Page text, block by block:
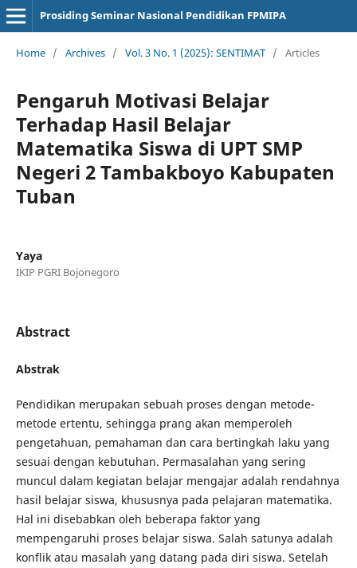
Prosiding Seminar Nasional Pendidikan FPMIPA
Home / Archives / Vol. 3 No. 1 (2025): SENTIMAT / Articles
Pengaruh Motivasi Belajar
Terhadap Hasil Belajar
Matematika Siswa di UPT SMP
Negeri 2 Tambakboyo Kabupaten
Tuban
Yaya
IKIP PGRI Bojonegoro
Abstract
Abstrak
Pendidikan merupakan sebuah proses dengan metode-
metode ertentu, sehingga prang akan memperoleh
pengetahuan, pemahaman dan cara bertingkah laku yang
sesuai dengan kebutuhan. Permasalahan yang sering
muncul dalam kegiatan belajar mengajar adalah rendahnya
hasil belajar siswa, khususnya pada pelajaran matematika.
Hal ini disebabkan oleh beberapa faktor yang
mempengaruhi proses belajar siswa. Salah satunya adalah
konflik atau masalah yang datang pada diri siswa. Setelah